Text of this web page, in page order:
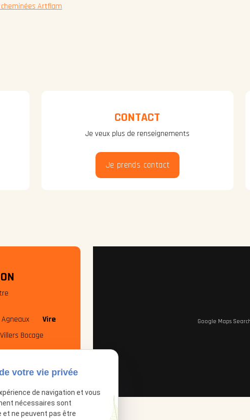
Artflam
CONTACT
Je veux plus de renseignements
Je prends contact
Google Maps
Agneaux
Vire
Villers Bocage
votre vie privée
de navigation et vous
nécessaires sont
ne peuvent pas être